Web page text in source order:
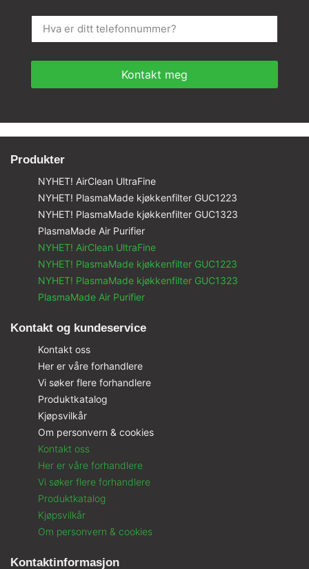
Kontakt meg
Produkter
NYHET! AirClean UltraFine
NYHET! PlasmaMade kjøkkenfilter GUC1223
NYHET! PlasmaMade kjøkkenfilter GUC1323
PlasmaMade Air Purifier
NYHET! AirClean UltraFine
NYHET! PlasmaMade kjøkkenfilter GUC1223
NYHET! PlasmaMade kjøkkenfilter GUC1323
PlasmaMade Air Purifier
Kontakt og kundeservice
Kontakt oss
Her er våre forhandlere
Vi søker flere forhandlere
Produktkatalog
Kjøpsvilkår
Om personvern & cookies
Kontakt oss
Her er våre forhandlere
Vi søker flere forhandlere
Produktkatalog
Kjøpsvilkår
Om personvern & cookies
Kontaktinformasjon